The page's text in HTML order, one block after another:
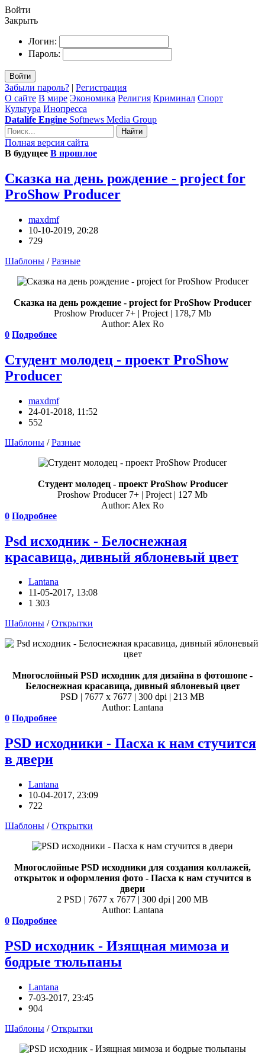
Войти
Закрыть
Логин:
Пароль:
Войти
Забыли пароль? | Регистрация
О сайте В мире Экономика Религия Криминал Спорт
Культура Инопресса
Datalife Engine Softnews Media Group
Найти
Полная версия сайта
В будущее В прошлое
Сказка на день рождение - project for
ProShow Producer
maxdmf
10-10-2019, 20:28
729
Шаблоны /Разные
Сказка на день рождение - project for ProShow Producer
Proshow Producer 7+ | Project | 178,7 Mb
Author: Alex Ro
0 Подробнее
Студент молодец - проект ProShow
Producer
maxdmf
24-01-2018, 11:52
552
Шаблоны /Разные
Студент молодец - проект ProShow Producer
Proshow Producer 7+ | Project | 127 Mb
Author: Alex Ro
0 Подробнее
Psd исходник - Белоснежная
красавица, дивный яблоневый цвет
Lantana
11-05-2017, 13:08
1 303
Шаблоны /Открытки
Многослойный PSD исходник для дизайна в фотошопе -
Белоснежная красавица, дивный яблоневый цвет
PSD | 7677 x 7677 | 300 dpi | 213 MB
Author: Lantana
0 Подробнее
PSD исходники - Пасха к нам стучится
в двери
Lantana
10-04-2017, 23:09
722
Шаблоны /Открытки
Многослойные PSD исходники для создания коллажей,
открыток и оформления фото - Пасха к нам стучится в
двери
2 PSD | 7677 x 7677 | 300 dpi | 200 MB
Author: Lantana
0 Подробнее
PSD исходник - Изящная мимоза и
бодрые тюльпаны
Lantana
7-03-2017, 23:45
904
Шаблоны /Открытки